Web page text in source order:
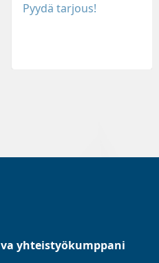
Pyydä tarjous!
yhteistyökumppani